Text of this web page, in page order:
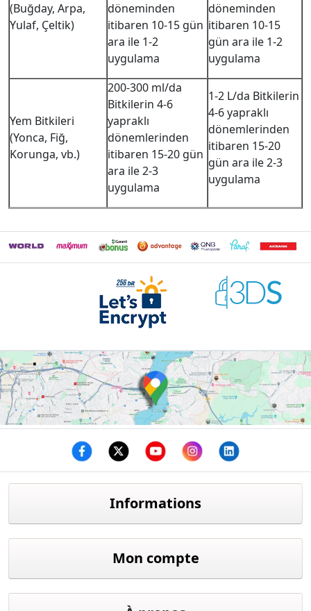
(Buğday, Arpa,
Yulaf, Çeltik)
döneminden
itibaren 10-15 gün
ara ile 1-2
uygulama
döneminden
itibaren 10-15
gün ara ile 1-2
uygulama
Yem Bitkileri
(Yonca, Fiğ,
Korunga, vb.)
200-300 ml/da
Bitkilerin 4-6
yapraklı
dönemlerinden
itibaren 15-20 gün
ara ile 2-3
uygulama
1-2 L/da Bitkilerin
4-6 yapraklı
dönemlerinden
itibaren 15-20
gün ara ile 2-3
uygulama
Informations
Mon compte